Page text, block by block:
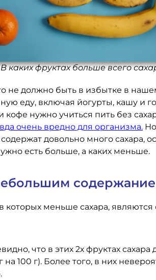
В каких фруктах больше всего
не должно быть в избытке в
еду, включая йогурты, кашу и
нужно учиться пить без
очень вредно для организма.
довольно много сахара,
есть больше, а каких меньше.
которых меньше сахара,
что в этих 2х фруктах
на 100 г). Более того, в них